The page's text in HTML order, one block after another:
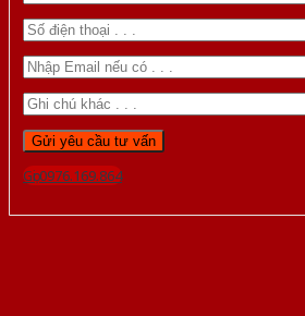
Gọi 0976.169.864